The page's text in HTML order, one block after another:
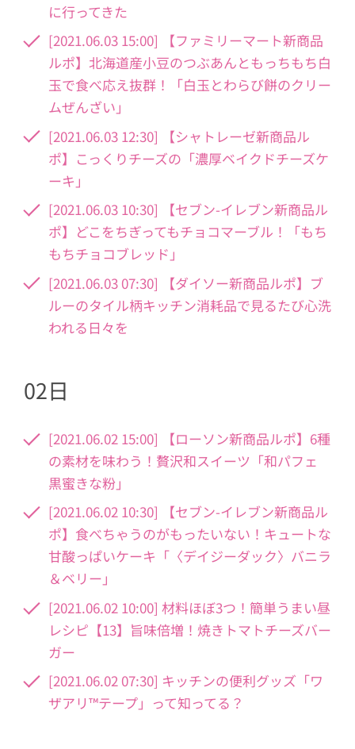
に行ってきた
[2021.06.03 15:00] 【ファミリーマート新商品
ルポ】北海道産小豆のつぶあんともっちもち白
玉で食べ応え抜群！「白玉とわらび餅のクリー
ムぜんざい」
[2021.06.03 12:30] 【シャトレーゼ新商品ル
ポ】こっくりチーズの「濃厚ベイクドチーズケ
ーキ」
[2021.06.03 10:30] 【セブン-イレブン新商品ル
ポ】どこをちぎってもチョコマーブル！「もち
もちチョコブレッド」
[2021.06.03 07:30] 【ダイソー新商品ルポ】ブ
ルーのタイル柄キッチン消耗品で見るたび心洗
われる日々を
02日
[2021.06.02 15:00] 【ローソン新商品ルポ】6種
の素材を味わう！贅沢和スイーツ「和パフェ
黒蜜きな粉」
[2021.06.02 10:30] 【セブン-イレブン新商品ル
ポ】食べちゃうのがもったいない！キュートな
甘酸っぱいケーキ「〈デイジーダック〉バニラ
＆ベリー」
[2021.06.02 10:00] 材料ほぼ3つ！簡単うまい昼
レシピ【13】旨味倍増！焼きトマトチーズバー
ガー
[2021.06.02 07:30] キッチンの便利グッズ「ワ
ザアリ™テープ」って知ってる？